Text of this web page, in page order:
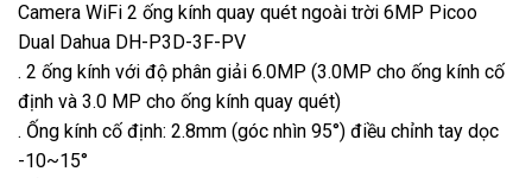
Camera WiFi 2 ống kính quay quét ngoài trời 6MP Picoo
Dual Dahua DH-P3D-3F-PV
. 2 ống kính với độ phân giải 6.0MP (3.0MP cho ống kính cố
định và 3.0 MP cho ống kính quay quét)
. Ống kính cố định: 2.8mm (góc nhìn 95°) điều chỉnh tay dọc
-10~15°